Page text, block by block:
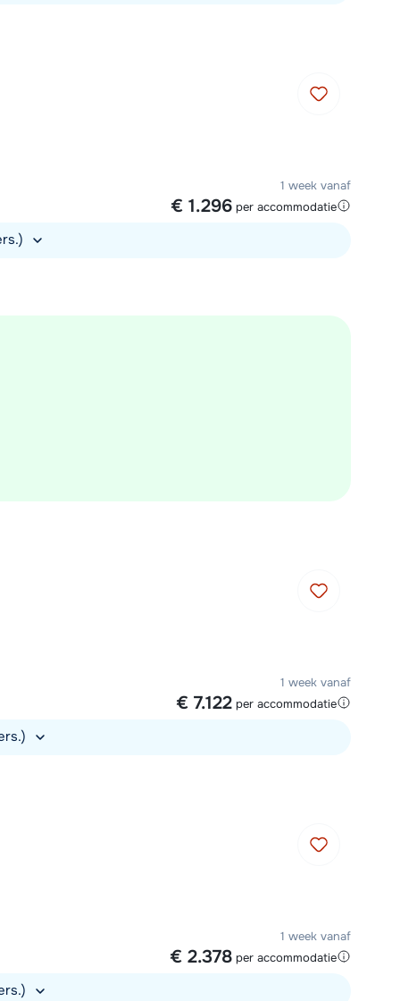
1 week vanaf
€ 1.296 per accommodatie
1 week vanaf
€ 7.122 per accommodatie
1 week vanaf
€ 2.378 per accommodatie